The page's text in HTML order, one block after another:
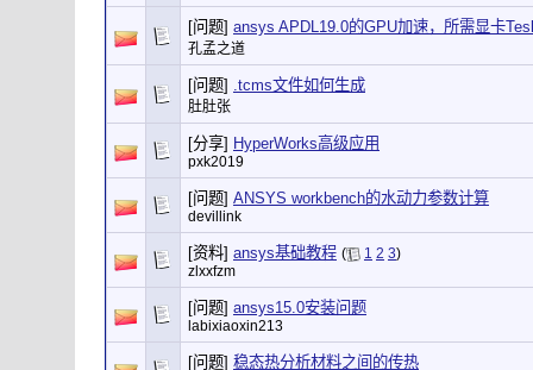
[问题] ansys APDL19.0的GPU加速，所需显卡
孔孟之道
[问题] .tcms文件如何生成
肚肚张
[分享] HyperWorks高级应用
pxk2019
[问题] ANSYS workbench的水动力参数计算
devillink
[资料] ansys基础教程 ( 1 2 3)
zlxxfzm
[问题] ansys15.0安装问题
labixiaoxin213
[问题] 稳态热分析材料之间的传热